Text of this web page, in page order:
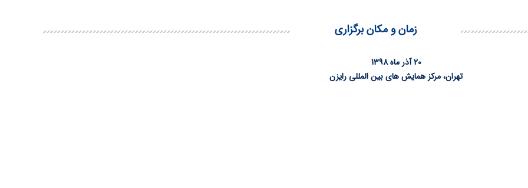
زمان و مکان برگزاری
20 آذر ماه 1398
تهران، مرکز همایش های بین المللی رایزن